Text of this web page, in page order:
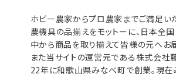
ホビー農家からプロ農家までご満足い
農機具の品揃えをモットーに、日本全
中から商品を取り揃えて皆様の元へお
また当サイトの運営元である株式会社
22年に和歌山県みなべ町で創業。現